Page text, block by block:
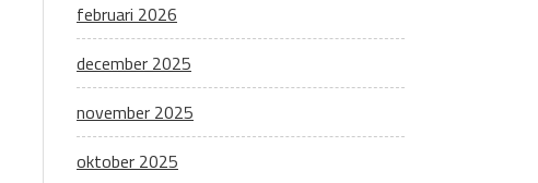
februari 2026
december 2025
november 2025
oktober 2025